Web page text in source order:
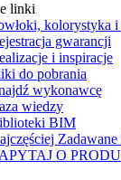
linki
kolorystyka
gwarancji
i inspiracje
do pobrania
wykonawcę
wiedzy
BIM
O